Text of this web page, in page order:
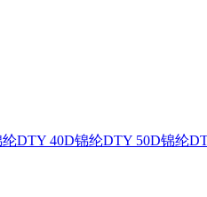
DTY 40D锦纶DTY 50D锦纶